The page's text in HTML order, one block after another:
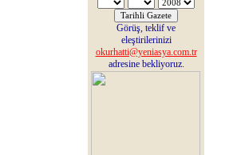
Görüş, teklif ve
eleştirilerinizi
okurhatti@yeniasya.com.tr
adresine bekliyoruz.